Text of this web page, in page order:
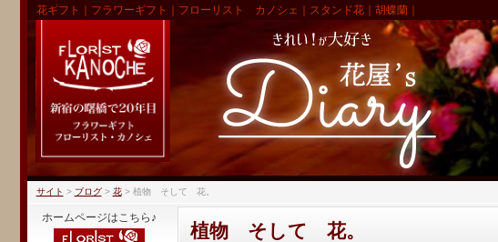
花ギフト｜フラワーギフト｜フローリスト カノシェ｜スタンド花｜胡蝶蘭｜
サイト > ブログ> 花> 植物 そして 花。
植物 そして 花。
ホームページはこちら♪